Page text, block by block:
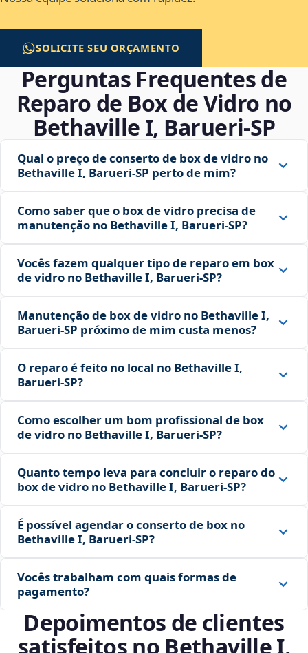
SOLICITE SEU ORÇAMENTO
Perguntas Frequentes de
Reparo de Box de Vidro no
Bethaville I, Barueri‑SP
Qual o preço de conserto de box de vidro no
Bethaville I, Barueri‑SP perto de mim?
Como saber que o box de vidro precisa de
manutenção no Bethaville I, Barueri‑SP?
Vocês fazem qualquer tipo de reparo em box
de vidro no Bethaville I, Barueri‑SP?
Manutenção de box de vidro no Bethaville I,
Barueri‑SP próximo de mim custa menos?
O reparo é feito no local no Bethaville I,
Barueri‑SP?
Como escolher um bom profissional de box
de vidro no Bethaville I, Barueri‑SP?
Quanto tempo leva para concluir o reparo do
box de vidro no Bethaville I, Barueri‑SP?
É possível agendar o conserto de box no
Bethaville I, Barueri‑SP?
Vocês trabalham com quais formas de
pagamento?
Depoimentos de clientes
satisfeitos no Bethaville I,